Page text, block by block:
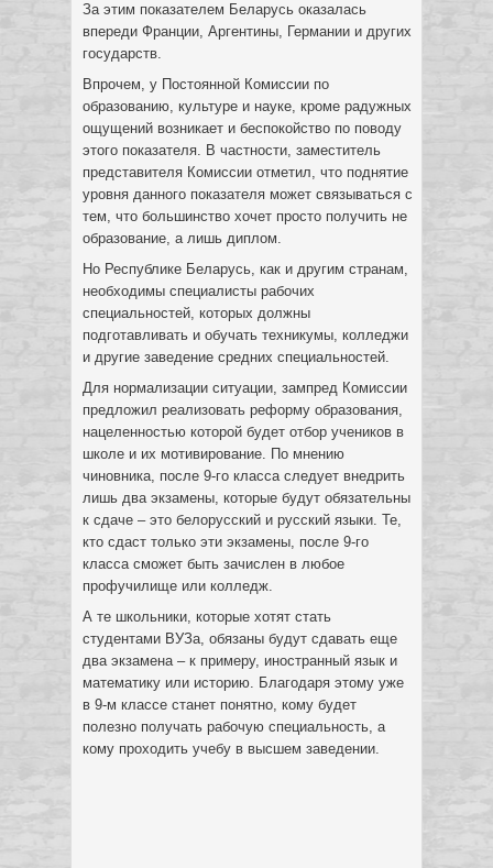
За этим показателем Беларусь оказалась
впереди Франции, Аргентины, Германии и других
государств.
Впрочем, у Постоянной Комиссии по
образованию, культуре и науке, кроме радужных
ощущений возникает и беспокойство по поводу
этого показателя. В частности, заместитель
представителя Комиссии отметил, что поднятие
уровня данного показателя может связываться с
тем, что большинство хочет просто получить не
образование, а лишь диплом.
Но Республике Беларусь, как и другим странам,
необходимы специалисты рабочих
специальностей, которых должны
подготавливать и обучать техникумы, колледжи
и другие заведение средних специальностей.
Для нормализации ситуации, зампред Комиссии
предложил реализовать реформу образования,
нацеленностью которой будет отбор учеников в
школе и их мотивирование. По мнению
чиновника, после 9-го класса следует внедрить
лишь два экзамены, которые будут обязательны
к сдаче – это белорусский и русский языки. Те,
кто сдаст только эти экзамены, после 9-го
класса сможет быть зачислен в любое
профучилище или колледж.
А те школьники, которые хотят стать
студентами ВУЗа, обязаны будут сдавать еще
два экзамена – к примеру, иностранный язык и
математику или историю. Благодаря этому уже
в 9-м классе станет понятно, кому будет
полезно получать рабочую специальность, а
кому проходить учебу в высшем заведении.